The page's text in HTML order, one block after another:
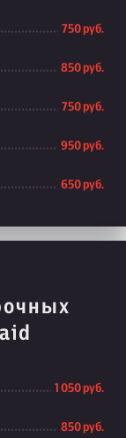
750 руб.
850 руб.
750 руб.
950 руб.
650 руб.
1 050 руб.
850 руб.